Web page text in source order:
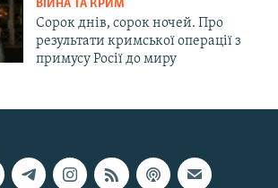
ВІЙНА ТА КРИМ
Сорок днів, сорок ночей. Про
результати кримської операції з
примусу Росії до миру